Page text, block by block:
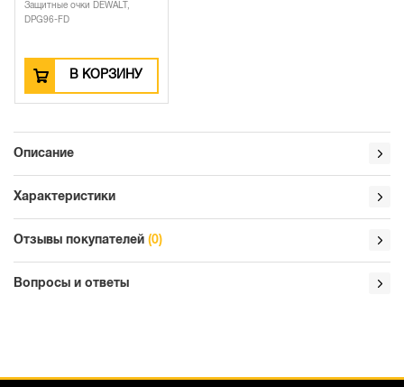
Защитные очки DEWALT,
DPG96-FD
В КОРЗИНУ
Описание
Характеристики
Отзывы покупателей (0)
Вопросы и ответы